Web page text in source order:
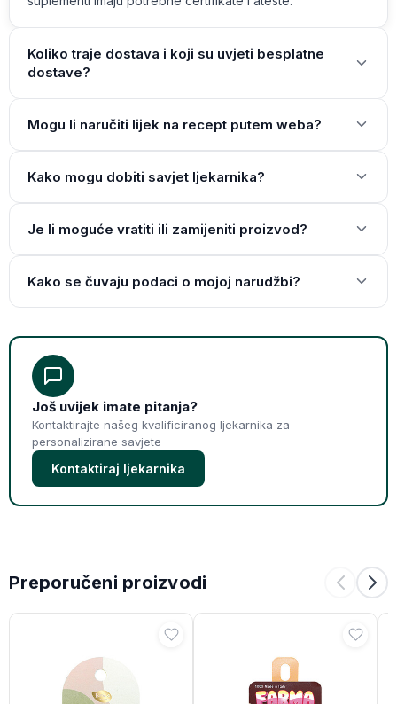
Koliko traje dostava i koji su uvjeti besplatne
dostave?
Mogu li naručiti lijek na recept putem weba?
Kako mogu dobiti savjet ljekarnika?
Je li moguće vratiti ili zamijeniti proizvod?
Kako se čuvaju podaci o mojoj narudžbi?
Još uvijek imate pitanja?
Kontaktirajte našeg kvalificiranog ljekarnika za
personalizirane savjete
Kontaktiraj ljekarnika
Preporučeni proizvodi